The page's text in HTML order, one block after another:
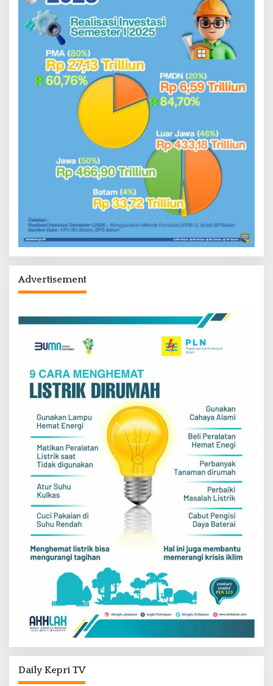
Advertisement
Daily Kepri TV